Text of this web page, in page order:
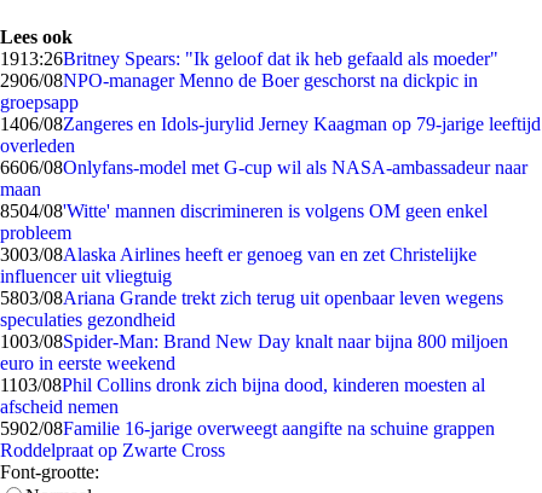
Lees ook
1913:26Britney Spears: "Ik geloof dat ik heb gefaald als moeder"
2906/08NPO-manager Menno de Boer geschorst na dickpic in
groepsapp
1406/08Zangeres en Idols-jurylid Jerney Kaagman op 79-jarige leeftijd
overleden
6606/08Onlyfans-model met G-cup wil als NASA-ambassadeur naar
maan
8504/08'Witte' mannen discrimineren is volgens OM geen enkel
probleem
3003/08Alaska Airlines heeft er genoeg van en zet Christelijke
influencer uit vliegtuig
5803/08Ariana Grande trekt zich terug uit openbaar leven wegens
speculaties gezondheid
1003/08Spider-Man: Brand New Day knalt naar bijna 800 miljoen
euro in eerste weekend
1103/08Phil Collins dronk zich bijna dood, kinderen moesten al
afscheid nemen
5902/08Familie 16-jarige overweegt aangifte na schuine grappen
Roddelpraat op Zwarte Cross
Font-grootte: